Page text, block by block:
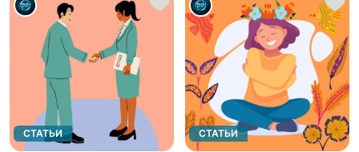
СТАТЬИ СТАТЬИ